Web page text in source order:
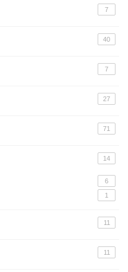
7
40
7
27
71
14
6
1
11
11